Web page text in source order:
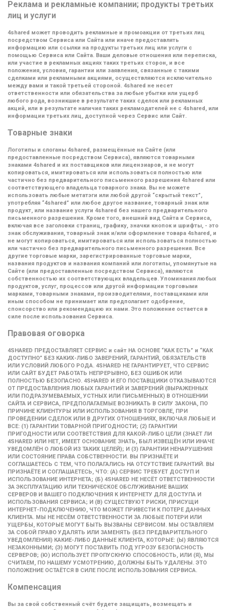
Реклама и рекламные компании; продукты третьих
лиц и услуги
4shared может проводить рекламные и промоакции от третьих лиц
посредством Сервиса или Сайта или иначе предоставлять
информацию или ссылки на продукты третьих лиц или услуги с
помощью Сервиса или Сайта. Ваши деловые отношения или переписка,
или участие в рекламных акциях таких третьих сторон, и все
положения, условия, гарантии или заявления, связанные с такими
сделками или рекламными акциями, осуществляются исключительно
между вами и такой третьей стороной. 4shared не несет
ответственности или обязательства за любые убытки или ущерб
любого рода, возникшие в результате таких сделок или рекламных
акций, или в результате наличия таких рекламодателей не с 4shared, или
информации третьих лиц, доступной через Сервис или Сайт.
Товарные знаки
Логотипы и слоганы 4shared, размещённые на Сайте (или
предоставленные посредством Сервиса), являются товарными
знаками 4shared и их поставщиков или лицензиаров, и не могут
копироваться, имитироваться или использоваться полностью или
частично без предварительного письменного разрешения 4shared или
соответствующего владельца товарного знака. Вы не можете
использовать любые метатэги или любой другой “скрытый текст”,
употребляя “4shared” или любое другое название, товарный знак или
продукт, или название услуги 4shared без нашего предварительного
письменного разрешения. Кроме того, внешний вид Сайта и Сервиса,
включая все заголовки страниц, графику, значки кнопок и шрифты, - это
знак обслуживания, товарный знак и/или оформление товара 4shared, и
не могут копироваться, имитироваться или использоваться полностью
или частично без предварительного письменного разрешения. Все
другие торговые марки, зарегистрированные торговые марки,
названия продуктов и названия компаний или логотипы, упомянутые на
Сайте (или предоставленные посредством Сервиса), являются
собственностью их соответствующих владельцев. Упоминания любых
продуктов, услуг, процессов или другой информации торговыми
марками, товарными знаками, производителями, поставщиками или
иным способом не принимает или предполагает одобрение,
спонсорство или рекомендацию их нами. Это положение остается в
силе после использования Сервиса.
Правовая оговорка
4SHARED ПРЕДОСТАВЛЯЕТ СЕРВИС и сайт НА ОСНОВЕ “КАК ЕСТЬ” и “КАК
ДОСТУПНО” БЕЗ КАКИХ-ЛИБО ЗАВЕРЕНИЙ, ГАРАНТИЙ, ОБЯЗАТЕЛЬСТВ
ИЛИ УСЛОВИЙ ЛЮБОГО РОДА. 4SHARED НЕ ГАРАНТИРУЕТ, ЧТО СЕРВИС
ИЛИ САЙТ БУДЕТ РАБОТАТЬ НЕПРЕРЫВНО, БЕЗ ОШИБОК ИЛИ
ПОЛНОСТЬЮ БЕЗОПАСНО. 4SHARED И ЕГО ПОСТАВЩИКИ ОТКАЗЫВАЮТСЯ
ОТ ПРЕДОСТАВЛЕНИЯ ЛЮБЫХ ГАРАНТИЙ И ЗАВЕРЕНИЙ (ВЫРАЖЕННЫХ
ИЛИ ПОДРАЗУМЕВАЕМЫХ, УСТНЫХ ИЛИ ПИСЬМЕННЫХ) В ОТНОШЕНИИ
САЙТА И СЕРВИСА, ПРЕДПОЛАГАЕМЫЕ ВОЗНИКАТЬ В СИЛУ ЗАКОНА, ПО
ПРИЧИНЕ КЛИЕНТУРЫ ИЛИ ИСПОЛЬЗОВАНИЯ В ТОРГОВЛЕ, ПРИ
ПРОВЕДЕНИИ СДЕЛОК ИЛИ В ДРУГИХ ОТНОШЕНИЯХ, ВКЛЮЧАЯ ЛЮБЫЕ И
ВСЕ: (1) ГАРАНТИИ ТОВАРНОЙ ПРИГОДНОСТИ; (2) ГАРАНТИИ
ПРИГОДНОСТИ ИЛИ СООТВЕТСТВИЯ ДЛЯ КАКОЙ-ЛИБО ЦЕЛИ (ЗНАЕТ ЛИ
4SHARED ИЛИ НЕТ, ИМЕЕТ ОСНОВАНИЕ ЗНАТЬ, БЫЛ ИЗВЕЩЁН ИЛИ ИНАЧЕ
УВЕДОМЛЁН О ЛЮБОЙ ИЗ ТАКИХ ЦЕЛЕЙ); И (3) ГАРАНТИИ НЕНАРУШЕНИЯ
ИЛИ СОСТОЯНИЕ ПРАВА СОБСТВЕННОСТИ. ВЫ ПРИЗНАЁТЕ И
СОГЛАШАЕТЕСЬ С ТЕМ, ЧТО ПОЛАГАЛИСЬ НА ОТСУТСТВИЕ ГАРАНТИЙ. ВЫ
ПРИЗНАЁТЕ И СОГЛАШАЕТЕСЬ, ЧТО: (A) СЕРВИС ТРЕБУЕТ ДОСТУП И
ИСПОЛЬЗОВАНИЕ ИНТЕРНЕТА; (Б) 4SHARED НЕ НЕСЁТ ОТВЕТСТВЕННОСТИ
ЗА ЭКСПЛУАТАЦИЮ ИЛИ ТЕХНИЧЕСКОЕ ОБСЛУЖИВАНИЕ ВАШИХ
СЕРВЕРОВ И ВАШЕГО ПОДКЛЮЧЕНИЯ К ИНТЕРНЕТУ ДЛЯ ДОСТУПА И
ИСПОЛЬЗОВАНИЯ СЕРВИСА; И (В) СУЩЕСТВУЮТ РИСКИ, ПРИСУЩИ
ИНТЕРНЕТ-ПОДКЛЮЧЕНИЮ, ЧТО МОЖЕТ ПРИВЕСТИ К ПОТЕРЕ ДАННЫХ
КЛИЕНТА. МЫ НЕ НЕСЁМ ОТВЕТСТВЕННОСТИ ЗА ЛЮБЫЕ ПОТЕРИ ИЛИ
УЩЕРБЫ, КОТОРЫЕ МОГУТ БЫТЬ ВЫЗВАНЫ СЕРВИСОМ. МЫ ОСТАВЛЯЕМ
ЗА СОБОЙ ПРАВО УДАЛЯТЬ ИЛИ ЗАМЕНЯТЬ (БЕЗ ПРЕДВАРИТЕЛЬНОГО
УВЕДОМЛЕНИЯ) КАКИЕ-ЛИБО ДАННЫЕ КЛИЕНТА, КОТОРЫЕ: (Ы) ЯВЛЯЮТСЯ
НЕЗАКОННЫМИ; (Э) МОГУТ ПОСТАВИТЬ ПОД УГРОЗУ БЕЗОПАСНОСТЬ
СЕРВЕРОВ; (Ю) ИСПОЛЬЗУЕТ ПРОПУСКНУЮ СПОСОБНОСТЬ, ИЛИ (Я), МЫ
СЧИТАЕМ, ПО НАШЕМУ УСМОТРЕНИЮ, ДОЛЖНЫ БЫТЬ УДАЛЕНЫ. ЭТО
ПОЛОЖЕНИЕ ОСТАЁТСЯ В СИЛЕ ПОСЛЕ ИСПОЛЬЗОВАНИЯ СЕРВИСА.
Компенсация
Вы за свой собственный счёт будете защищать, возмещать и